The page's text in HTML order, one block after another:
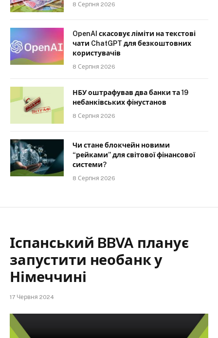
8 Серпня 2026
OpenAI скасовує ліміти на текстові
чати ChatGPT для безкоштовних
користувачів
8 Серпня 2026
НБУ оштрафував два банки та 19
небанківських фінустанов
8 Серпня 2026
Чи стане блокчейн новими
“рейками” для світової фінансової
системи?
8 Серпня 2026
Іспанський BBVA планує
запустити необанк у
Німеччині
17 Червня 2024